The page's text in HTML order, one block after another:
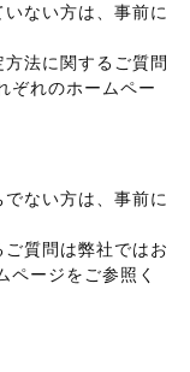
ない方は、事前に
法に関するご質問
ぞれのホームペー
ない方は、事前に
質問は弊社ではお
ページをご参照く